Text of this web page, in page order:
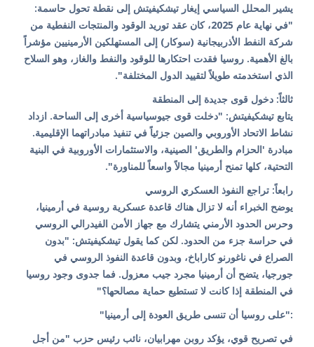
يشير المحلل السياسي إيغار تيشكيفيتش إلى نقطة تحول حاسمة:
"في نهاية عام 2025، كان عقد توريد الوقود والمنتجات النفطية من
شركة النفط الأذربيجانية (سوكار) إلى المستهلكين الأرمينيين مؤشراً
بالغ الأهمية. روسيا فقدت احتكارها للوقود والنفط والغاز، وهو السلاح
الذي استخدمته طويلاً لتقييد الدول المختلفة".
ثالثاً: دخول قوى جديدة إلى المنطقة
يتابع تيشكيفيتش: "دخلت قوى جيوسياسية أخرى إلى الساحة. ازداد
نشاط الاتحاد الأوروبي والصين جزئياً في تنفيذ مبادراتهما الإقليمية.
مبادرة 'الحزام والطريق' الصينية، والاستثمارات الأوروبية في البنية
التحتية، كلها تمنح أرمينيا مجالاً واسعاً للمناورة".
رابعاً: تراجع النفوذ العسكري الروسي
يوضح الخبراء أنه لا تزال هناك قاعدة عسكرية روسية في أرمينيا،
وحرس الحدود الأرمني يتشارك مع جهاز الأمن الفيدرالي الروسي
في حراسة جزء من الحدود. لكن كما يقول تيشكيفيتش: "بدون
الصراع في ناغورنو كاراباخ، وبدون قاعدة النفوذ الروسي في
جورجيا، يتضح أن أرمينيا مجرد جيب معزول. فما جدوى وجود روسيا
في المنطقة إذا كانت لا تستطيع حماية مصالحها؟"
:"على روسيا أن تنسى طريق العودة إلى أرمينيا"
في تصريح قوي، يؤكد روبن مهرابيان، نائب رئيس حزب "من أجل